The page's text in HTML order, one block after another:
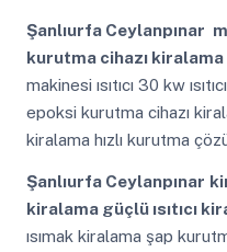
Şanlıurfa Ceylanpınar
kurutma cihazı kiralama
makinesi ısıtıcı 30 kw
epoksi kurutma cihazı
kiralama hızlı kurutma
Şanlıurfa Ceylanpınar
kiralama güçlü ısıtıcı
ısımak kiralama şap